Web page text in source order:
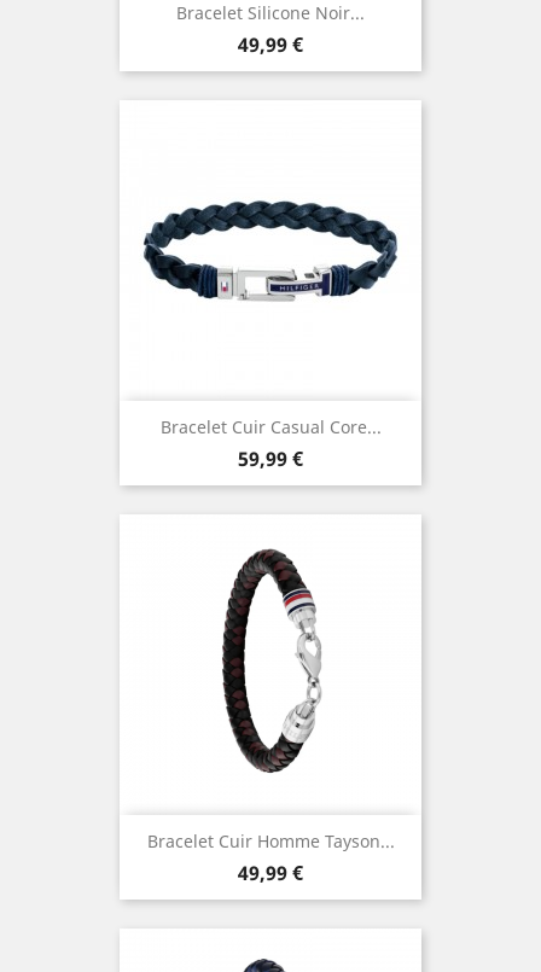
Bracelet Silicone Noir...
Prix
49,99 €
Bracelet Cuir Casual Core...
Prix
59,99 €
Bracelet Cuir Homme Tayson...
Prix
49,99 €